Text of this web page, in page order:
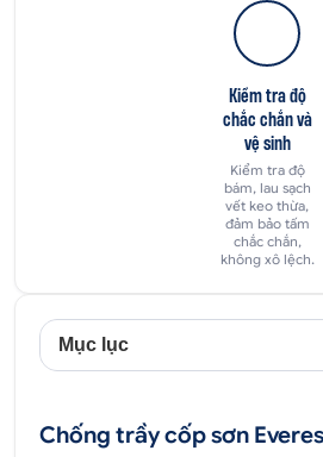
Kiểm tra độ
chắc chắn và
vệ sinh
Kiểm tra độ
bám, lau sạch
vết keo thừa,
đảm bảo tấm
chắc chắn,
không xô lệch.
Mục lục
Chống trầy cốp sơn